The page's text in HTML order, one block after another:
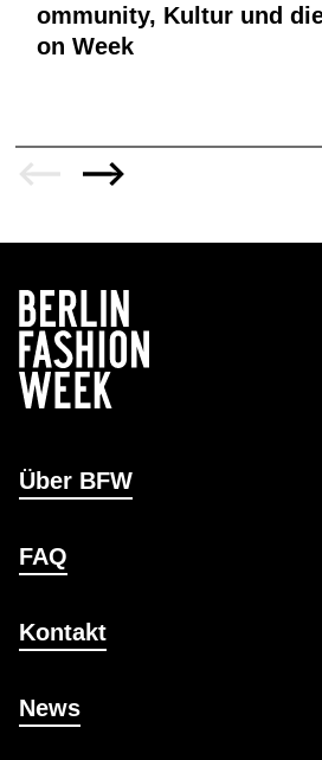
ommunity, Kultur und
on Week
Über BFW
FAQ
Kontakt
News